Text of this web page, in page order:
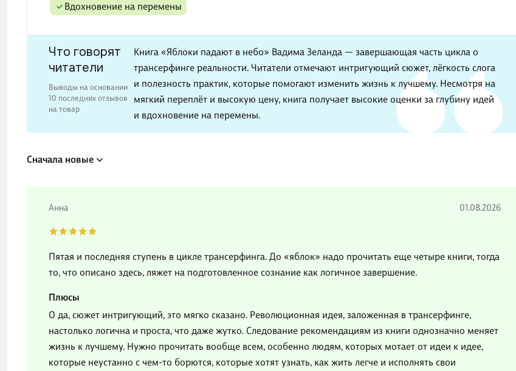
вдохновение на перемены
Что говорят
читатели
Выводы на основании
10 последних отзывов
на товар
Книга «Яблоки падают в небо» Вадима Зеланда — завершающая часть цикла о
трансерфинге реальности. Читатели отмечают интригующий сюжет, лёгкость слога
и полезность практик, которые помогают изменить жизнь к лучшему. Несмотря на
мягкий переплёт и высокую цену, книга получает высокие оценки за глубину идей
и вдохновение на перемены.
Сначала новые
Анна 01.08.2026
Пятая и последняя ступень в цикле трансерфинга. До «яблок» надо прочитать еще четыре книги, тогда
то, что описано здесь, ляжет на подготовленное сознание как логичное завершение.
Плюсы
О да, сюжет интригующий, это мягко сказано. Революционная идея, заложенная в трансерфинге,
настолько логична и проста, что даже жутко. Следование рекомендациям из книги однозначно меняет
жизнь к лучшему. Нужно прочитать вообще всем, особенно людям, которых мотает от идеи к идее,
которые неустанно с чем-то борются, которые хотят узнать, как жить легче и исполнять свои